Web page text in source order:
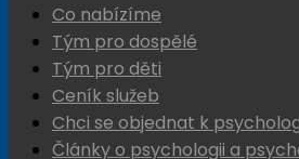
Co nabízíme
Tým pro dospělé
Tým pro děti
Ceník služeb
Chci se objednat k
Články o psychologii a